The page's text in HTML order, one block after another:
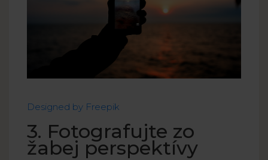
Designed by Freepik
3. Fotografujte zo
žabej perspektívy